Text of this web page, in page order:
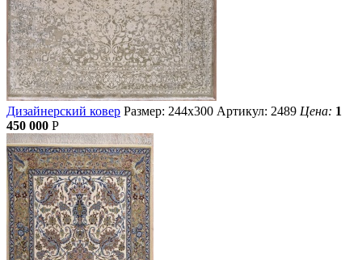
Дизайнерский ковер Размер: 244х300 Артикул: 2489 Цена: 1
450 000 Р